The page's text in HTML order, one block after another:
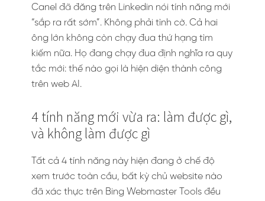
Canel đã đăng trên Linkedin nói tính năng mới
“sắp ra rất sớm”. Không phải tình cờ. Cả hai
ông lớn không còn chạy đua thứ hạng tìm
kiếm nữa. Họ đang chạy đua định nghĩa ra quy
tắc mới: thế nào gọi là hiện diện thành công
trên web AI.
4 tính năng mới vừa ra: làm được gì,
và không làm được gì
Tất cả 4 tính năng này hiện đang ở chế độ
xem trước toàn cầu, bất kỳ chủ website nào
đã xác thực trên Bing Webmaster Tools đều